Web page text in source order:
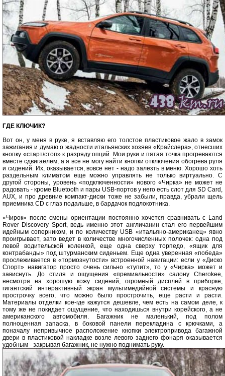
ГДЕ КЛЮЧИК?
Вот он, у меня в руке, я вставляю его толстое пластиковое жало в замок
зажигания и думаю о жадности итальянских хозяев «Крайслера», отнесших
кнопку «старт/стоп» к разряду опций. Мои руки и пятая точка прогреваются
вместе сдвигаелем, а я все не могу найти кнопки отключения обогрева руля
и сидений. Их, оказывается, вовсе нет - надо залезть в меню. Хорошо хоть
раздельным климатом еще можно управлять не только виртуально. С
другой стороны, уровень «подключенности» нового «Чирка» не может не
радовать - кроме Bluetooth и пары USB-портов у него есть слот для SD Card,
AUX, и про древние компакт-диски тоже не забыли, правда, убрали щель
приемника CD с глаз подальше, в бардачок подлокотника.
«Чирок» после смены ориентации постоянно хочется сравнивать с Land
Rover Discovery Sport, ведь именно этот англичанин стал его первейшим
идейным соперником, и по количеству USB «итальяно-американец» явно
проигрывает, зато ведет в количестве многочисленных полочек: одна под
левой водительской коленкой, еще одна сверху торпедо, «ящик для
контрабанды» под штурманским сиденьем. Еще одна уверенная «победа»
прослеживается в «тормознутости» встроенной навигации: если у «Диско
Спорт» навигатор просто очень сильно «тупит», то у «Чирка» может и
зависнуть. До стиля и ощущения «премиальности» салону Cherokee,
несмотря на хорошую кожу сидений, огромный дисплей в приборке,
гигантский интерактивный экран мультимедийной системы и красную
прострочку всего, что можно было прострочить, еще расти и расти.
Материалы отделки кое-где кажутся дешевле, чем есть на самом деле, к
тому же не покидает ощущение, что находишься внутри корейского, а не
американского автомобиля. Багажник не маленький, под полом
полноценная запаска, в боковой панели перекладина с крючками, а
поначалу непривычное расположение кнопки электропривода багажной
двери в пластиковой накладке возле левого заднего фонаря оказывается
удобным - закрывая багажник, не нужно поднимать руку.